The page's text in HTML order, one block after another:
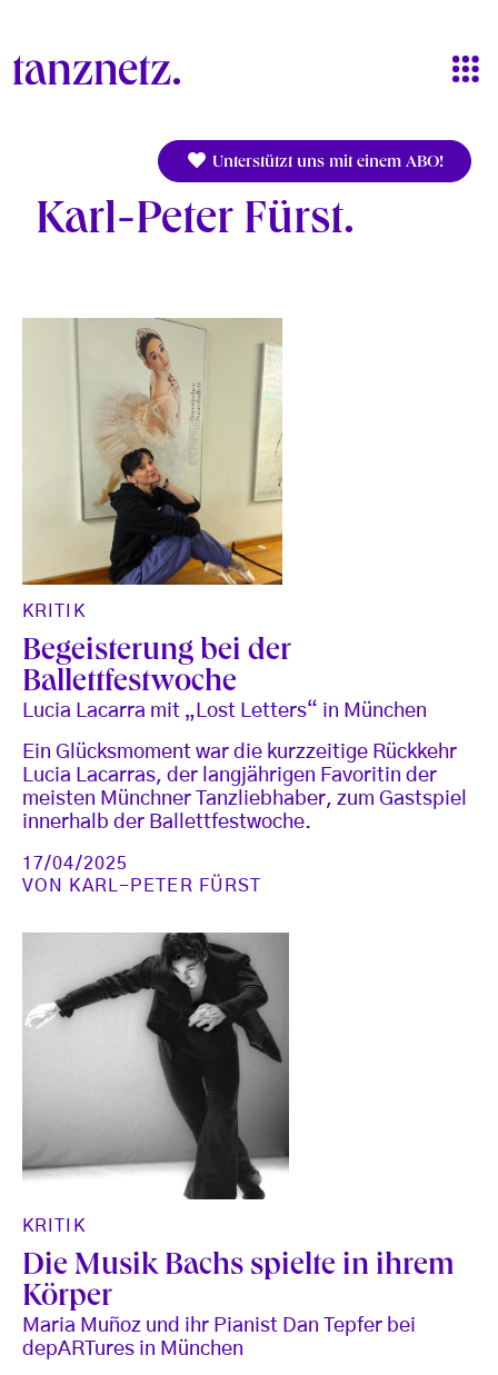
Unterstützt uns mit einem ABO!
Karl-Peter Fürst
KRITIK
Begeisterung bei der
Ballettfestwoche
Lucia Lacarra mit „Lost Letters“ in München
Ein Glücksmoment war die kurzzeitige Rückkehr
Lucia Lacarras, der langjährigen Favoritin der
meisten Münchner Tanzliebhaber, zum Gastspiel
innerhalb der Ballettfestwoche.
17/04/2025
VON
KARL-PETER FÜRST
KRITIK
Die Musik Bachs spielte in ihrem
Körper
Maria Muñoz und ihr Pianist Dan Tepfer bei
depARTures in München